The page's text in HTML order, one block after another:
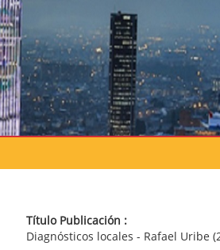
Título Publicación :
Diagnósticos locales - Rafael Uribe